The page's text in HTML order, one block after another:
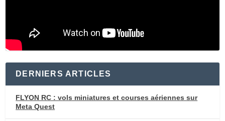
DERNIERS ARTICLES
FLYON RC : vols miniatures et courses aériennes sur
Meta Quest